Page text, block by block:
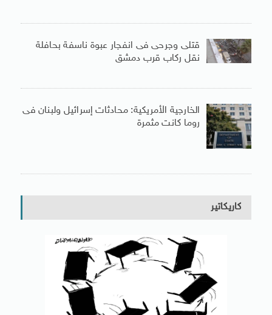
قتلى وجرحى فى انفجار عبوة ناسفة بحافلة
نقل ركاب قرب دمشق
الخارجية الأمريكية: محادثات إسرائيل ولبنان فى
روما كانت مثمرة
كاريكاتير